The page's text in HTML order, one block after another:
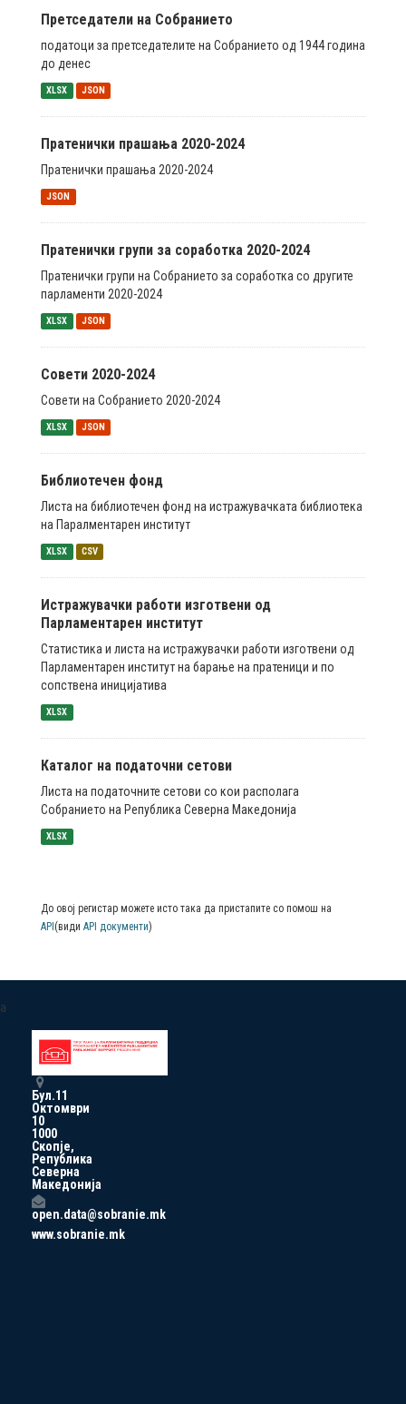
Претседатели на Собранието
податоци за претседателите на Собранието од 1944 година
до денес
XLSX JSON
Пратенички прашања 2020-2024
Пратенички прашања 2020-2024
JSON
Пратенички групи за соработка 2020-2024
Пратенички групи на Собранието за соработка со другите
парламенти 2020-2024
XLSX JSON
Совети 2020-2024
Совети на Собранието 2020-2024
XLSX JSON
Библиотечен фонд
Листа на библиотечен фонд на истражувачката библиотека
на Паралментарен институт
XLSX CSV
Истражувачки работи изготвени од
Парламентарен институт
Статистика и листа на истражувачки работи изготвени од
Парламентарен институт на барање на пратеници и по
сопствена иницијатива
XLSX
Каталог на податочни сетови
Листа на податочните сетови со кои располага
Собранието на Република Северна Македонија
XLSX
До овој регистар можете исто така да пристапите со помош на
API (види API документи)
a
Бул.11
Октомври
10
1000
Скопје,
Република
Северна
Македонија
open.data@sobranie.mk
www.sobranie.mk